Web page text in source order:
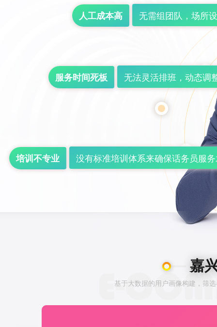
人工成本高 无需组团队，场所
服务时间死板 无法灵活排班，动态调
培训不专业 没有标准培训体系来确保话务员服务
嘉
基于大数据的用户画像构建，筛